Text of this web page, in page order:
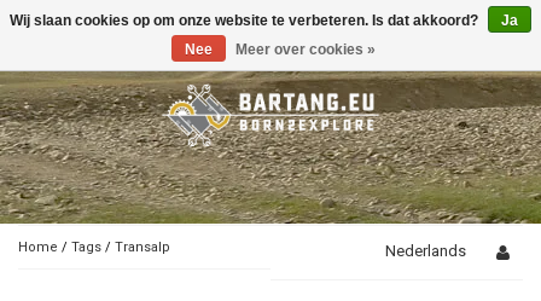
Toggle
Home / Tags / Transalp Nederlands
Wij slaan cookies op om onze website te verbeteren. Is dat akkoord?
Ja
Nee
Meer over cookies »